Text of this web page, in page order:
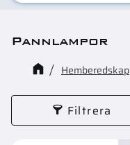
Pannlampor
Hemberedskap
Filtrera